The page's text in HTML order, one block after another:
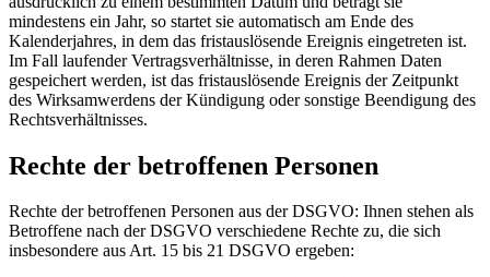
mindestens ein Jahr, so startet sie automatisch am Ende des
Kalenderjahres, in dem das fristauslösende Ereignis eingetreten ist.
Im Fall laufender Vertragsverhältnisse, in deren Rahmen Daten
gespeichert werden, ist das fristauslösende Ereignis der Zeitpunkt
des Wirksamwerdens der Kündigung oder sonstige Beendigung des
Rechtsverhältnisses.
Rechte der betroffenen Personen
Rechte der betroffenen Personen aus der DSGVO: Ihnen stehen als
Betroffene nach der DSGVO verschiedene Rechte zu, die sich
insbesondere aus Art. 15 bis 21 DSGVO ergeben: